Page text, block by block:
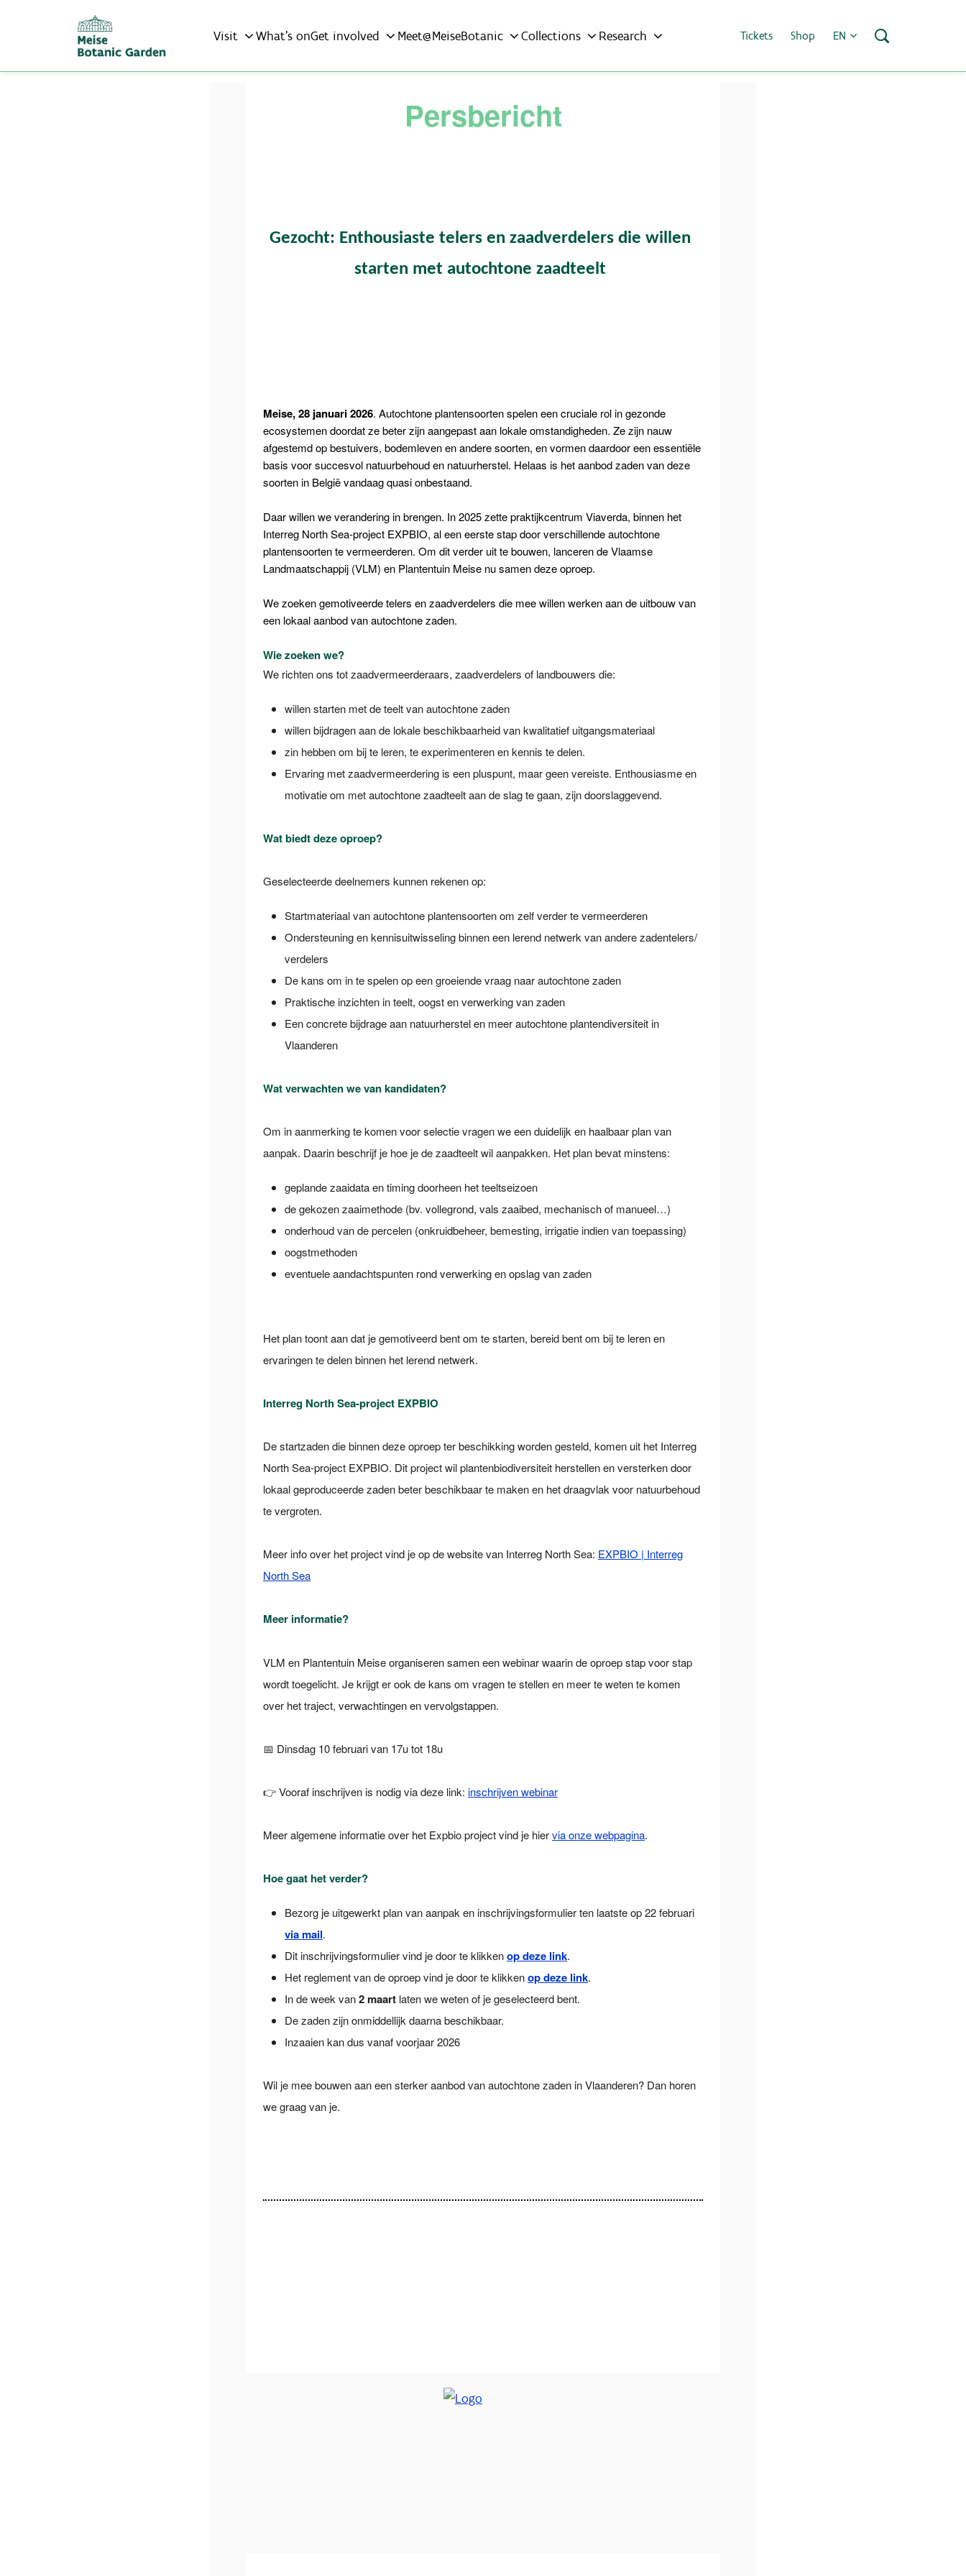
Visit What’s onGet involved Meet@MeiseBotanic Collections Research Tickets Shop EN
Persbericht
Gezocht: Enthousiaste telers en zaadverdelers die willen
starten met autochtone zaadteelt
Meise, 28 januari 2026. Autochtone plantensoorten spelen een cruciale rol in gezonde
ecosystemen doordat ze beter zijn aangepast aan lokale omstandigheden. Ze zijn nauw
afgestemd op bestuivers, bodemleven en andere soorten, en vormen daardoor een essentiële
basis voor succesvol natuurbehoud en natuurherstel. Helaas is het aanbod zaden van deze
soorten in België vandaag quasi onbestaand.
Daar willen we verandering in brengen. In 2025 zette praktijkcentrum Viaverda, binnen het
Interreg North Sea-project EXPBIO, al een eerste stap door verschillende autochtone
plantensoorten te vermeerderen. Om dit verder uit te bouwen, lanceren de Vlaamse
Landmaatschappij (VLM) en Plantentuin Meise nu samen deze oproep.
We zoeken gemotiveerde telers en zaadverdelers die mee willen werken aan de uitbouw van
een lokaal aanbod van autochtone zaden.
Wie zoeken we?
We richten ons tot zaadvermeerderaars, zaadverdelers of landbouwers die:
willen starten met de teelt van autochtone zaden
willen bijdragen aan de lokale beschikbaarheid van kwalitatief uitgangsmateriaal
zin hebben om bij te leren, te experimenteren en kennis te delen.
Ervaring met zaadvermeerdering is een pluspunt, maar geen vereiste. Enthousiasme en
motivatie om met autochtone zaadteelt aan de slag te gaan, zijn doorslaggevend.
Wat biedt deze oproep?
Geselecteerde deelnemers kunnen rekenen op:
Startmateriaal van autochtone plantensoorten om zelf verder te vermeerderen
Ondersteuning en kennisuitwisseling binnen een lerend netwerk van andere zadentelers/
verdelers
De kans om in te spelen op een groeiende vraag naar autochtone zaden
Praktische inzichten in teelt, oogst en verwerking van zaden
Een concrete bijdrage aan natuurherstel en meer autochtone plantendiversiteit in
Vlaanderen
Wat verwachten we van kandidaten?
Om in aanmerking te komen voor selectie vragen we een duidelijk en haalbaar plan van
aanpak. Daarin beschrijf je hoe je de zaadteelt wil aanpakken. Het plan bevat minstens:
geplande zaaidata en timing doorheen het teeltseizoen
de gekozen zaaimethode (bv. vollegrond, vals zaaibed, mechanisch of manueel…)
onderhoud van de percelen (onkruidbeheer, bemesting, irrigatie indien van toepassing)
oogstmethoden
eventuele aandachtspunten rond verwerking en opslag van zaden
Het plan toont aan dat je gemotiveerd bent om te starten, bereid bent om bij te leren en
ervaringen te delen binnen het lerend netwerk.
Interreg North Sea-project EXPBIO
De startzaden die binnen deze oproep ter beschikking worden gesteld, komen uit het Interreg
North Sea-project EXPBIO. Dit project wil plantenbiodiversiteit herstellen en versterken door
lokaal geproduceerde zaden beter beschikbaar te maken en het draagvlak voor natuurbehoud
te vergroten.
Meer info over het project vind je op de website van Interreg North Sea: EXPBIO | Interreg
North Sea
Meer informatie?
VLM en Plantentuin Meise organiseren samen een webinar waarin de oproep stap voor stap
wordt toegelicht. Je krijgt er ook de kans om vragen te stellen en meer te weten te komen
over het traject, verwachtingen en vervolgstappen.
📅 Dinsdag 10 februari van 17u tot 18u
👉 Vooraf inschrijven is nodig via deze link: inschrijven webinar
Meer algemene informatie over het Expbio project vind je hiervia onze webpagina.
Hoe gaat het verder?
Bezorg je uitgewerkt plan van aanpak en inschrijvingsformulier ten laatste op 22 februari
via mail.
Dit inschrijvingsformulier vind je door te klikkenop deze link.
Het reglement van de oproep vind je door te klikkenop deze link.
In de week van2 maart laten we weten of je geselecteerd bent.
De zaden zijn onmiddellijk daarna beschikbaar.
Inzaaien kan dus vanaf voorjaar 2026
Wil je mee bouwen aan een sterker aanbod van autochtone zaden in Vlaanderen? Dan horen
we graag van je.